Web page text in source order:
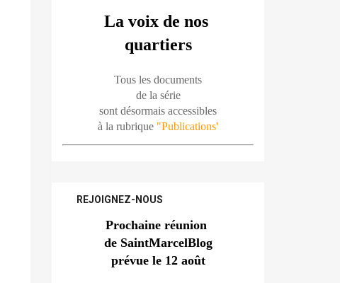
La voix de nos
quartiers
Tous les documents
de la série
sont désormais accessibles
à la rubrique "Publications'
REJOIGNEZ-NOUS
Prochaine réunion
de SaintMarcelBlog
prévue le 12 août